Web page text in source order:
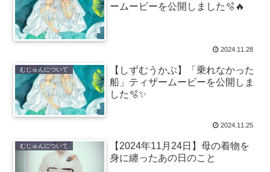
ームービーを公開しました🫧🔥
2024.11.28
むじゅんについて
【しずむうかぶ】「乗れなかった
船」ティザームービーを公開しま
した🫧✨
2024.11.25
むじゅんについて
【2024年11月24日】母の着物を
身に纏ったあの日のこと